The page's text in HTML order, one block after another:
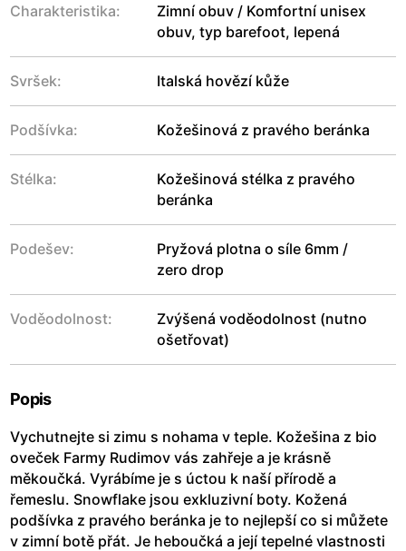
Charakteristika:
Zimní obuv / Komfortní unisex
obuv, typ barefoot, lepená
Svršek: Italská hovězí kůže
Podšívka: Kožešinová z pravého beránka
Stélka:
Kožešinová stélka z pravého
beránka
Podešev:
Pryžová plotna o síle 6mm /
zero drop
Voděodolnost:
Zvýšená voděodolnost (nutno
ošetřovat)
Popis
Vychutnejte si zimu s nohama v teple. Kožešina z bio
oveček Farmy Rudimov vás zahřeje a je krásně
měkoučká. Vyrábíme je s úctou k naší přírodě a
řemeslu. Snowflake jsou exkluzivní boty. Kožená
podšívka z pravého beránka je to nejlepší co si můžete
v zimní botě přát. Je heboučká a její tepelné vlastnosti